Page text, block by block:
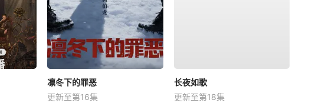
凛冬下的罪恶
更新至第16集
长夜如歌
更新至第18集